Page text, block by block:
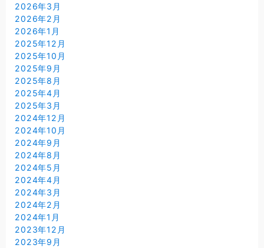
2026年3月
2026年2月
2026年1月
2025年12月
2025年10月
2025年9月
2025年8月
2025年4月
2025年3月
2024年12月
2024年10月
2024年9月
2024年8月
2024年5月
2024年4月
2024年3月
2024年2月
2024年1月
2023年12月
2023年9月